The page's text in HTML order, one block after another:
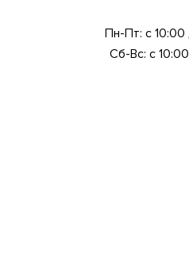
Пн-Пт: с
Сб-Вс: с